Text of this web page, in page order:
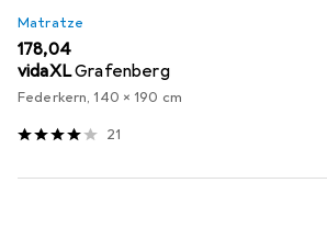
Matratze
EUR
178,04
vidaXLGrafenberg
Federkern, 140 x 190 cm
21